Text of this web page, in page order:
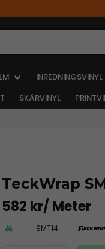
INREDNINGSVINYL
SKÄRVINYL
TeckWrap
582 kr/ Meter
SMT14